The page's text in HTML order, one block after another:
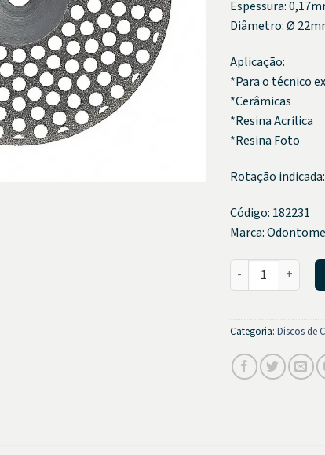
Espessura:
Diâmetro: Ø
Aplicação:
*Para o técnico
*Cerâmicas
*Resina Acrílica
*Resina Foto
Rotação
Código: 182231
Marca:
Disco
Categoria: Discos de